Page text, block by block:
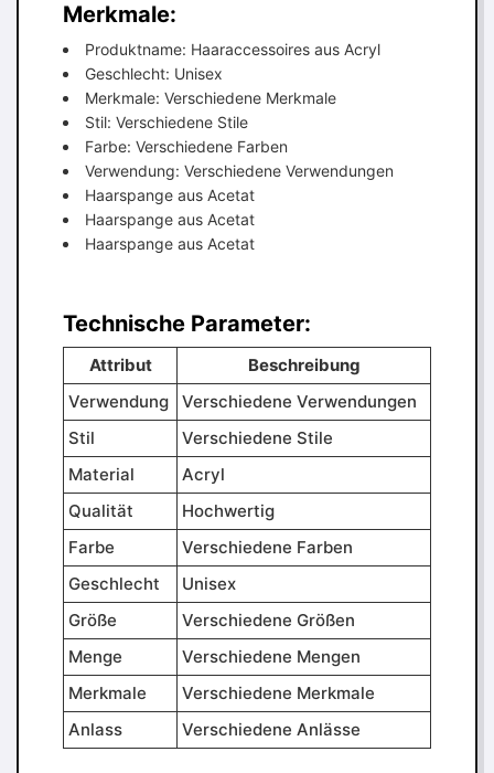
Merkmale:
Produktname: Haaraccessoires aus Acryl
Geschlecht: Unisex
Merkmale: Verschiedene Merkmale
Stil: Verschiedene Stile
Farbe: Verschiedene Farben
Verwendung: Verschiedene Verwendungen
Haarspange aus Acetat
Haarspange aus Acetat
Haarspange aus Acetat
Technische Parameter:
Attribut
Beschreibung
Verwendung
Verschiedene Verwendungen
Stil
Verschiedene Stile
Material
Acryl
Qualität
Hochwertig
Farbe
Verschiedene Farben
Geschlecht
Unisex
Größe
Verschiedene Größen
Menge
Verschiedene Mengen
Merkmale
Verschiedene Merkmale
Anlass
Verschiedene Anlässe